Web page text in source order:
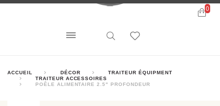
0
ACCUEIL DÉCOR
TRAITEUR ÉQUIPMENT
TRAITEUR ACCESSOIRES
POÊLE ALIMENTAIRE 2.5" PROFONDEUR